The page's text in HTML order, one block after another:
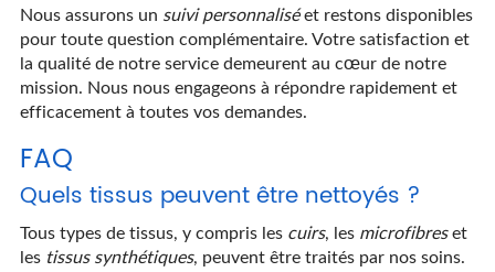
Nous assurons un suivi personnaliséet restons disponibles
pour toute question complémentaire. Votre satisfaction et
la qualité de notre service demeurent au cœur de notre
mission. Nous nous engageons à répondre rapidement et
efficacement à toutes vos demandes.
FAQ
Quels tissus peuvent être nettoyés ?
Tous types de tissus, y compris les cuirs, les microfibreset
les tissus synthétiques, peuvent être traités par nos soins.